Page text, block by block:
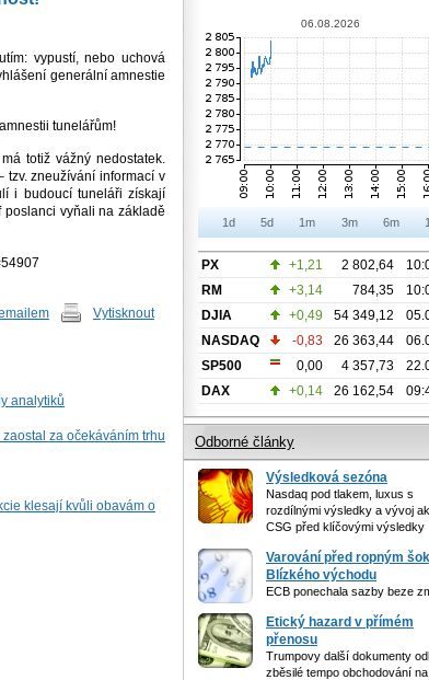
vypustí, nebo uchová
generální amnestie
tunelářům!
totiž vážný nedostatek.
tzv. zneužívání informací v
i budoucí tuneláři získají
poslanci vyňali na základě
Vytisknout
analytiků
za očekáváním trhu
klesají kvůli obavám o
06.08.2026
1d 5d 1m 3m 6m
PX +1,21 2 802,64
RM
+3,14 784,35
DJIA
+0,49 54 349,12
NASDAQ
-0,83 26 363,44
SP500
0,00 4 357,73
DAX
+0,14 26 162,54
Odborné články
Výsledková sezóna
Nasdaq pod tlakem, luxus s
rozdílnými výsledky a vývoj
CSG před klíčovými výsledky
Varování před ropným
Blízkého východu
ECB ponechala sazby beze
Etický hazard v přímém
přenosu
Trumpovy další dokumenty
zběsilé tempo obchodování